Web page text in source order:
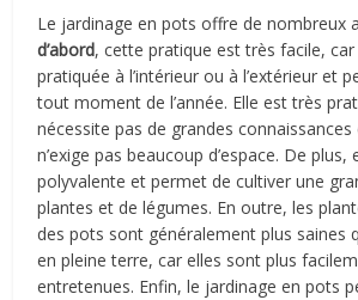
Le jardinage en pots offre de nombreux
d’abord, cette pratique est très facile,
pratiquée à l’intérieur ou à l’extérieur et
tout moment de l’année. Elle est très
nécessite pas de grandes
n’exige pas beaucoup d’espace. De plus,
polyvalente et permet de cultiver une
plantes et de légumes. En outre, les
des pots sont généralement plus saines
en pleine terre, car elles sont plus
entretenues. Enfin, le jardinage en pots